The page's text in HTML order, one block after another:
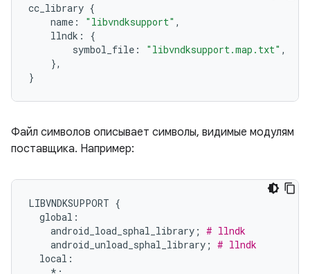
cc_library {
name : "libvndksupport" ,
llndk :
{
symbol_file : "libvndksupport.map.txt" ,
},
}
Файл символов описывает символы, видимые модулям
поставщика. Например:
LIBVNDKSUPPORT {
global :
android_load_sphal_library ; # llndk
android_unload_sphal_library ; # llndk
local :